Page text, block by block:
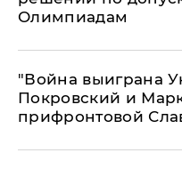
Олимпиадам
"Война выиграна
Покровский и
прифронтовой